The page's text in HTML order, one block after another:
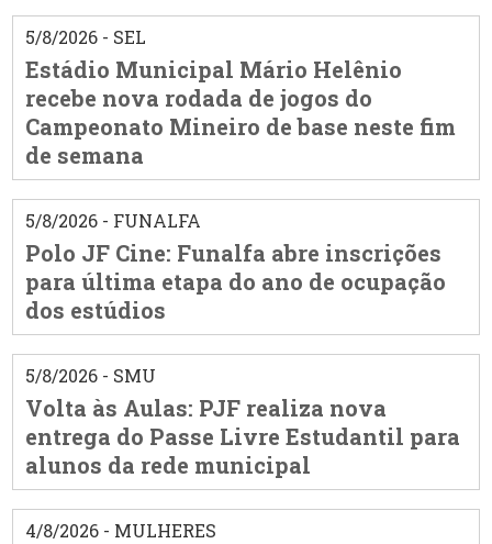
5/8/2026 - SEL
Estádio Municipal Mário Helênio
recebe nova rodada de jogos do
Campeonato Mineiro de base neste fim
de semana
5/8/2026 - FUNALFA
Polo JF Cine: Funalfa abre inscrições
para última etapa do ano de ocupação
dos estúdios
5/8/2026 - SMU
Volta às Aulas: PJF realiza nova
entrega do Passe Livre Estudantil para
alunos da rede municipal
4/8/2026 - MULHERES